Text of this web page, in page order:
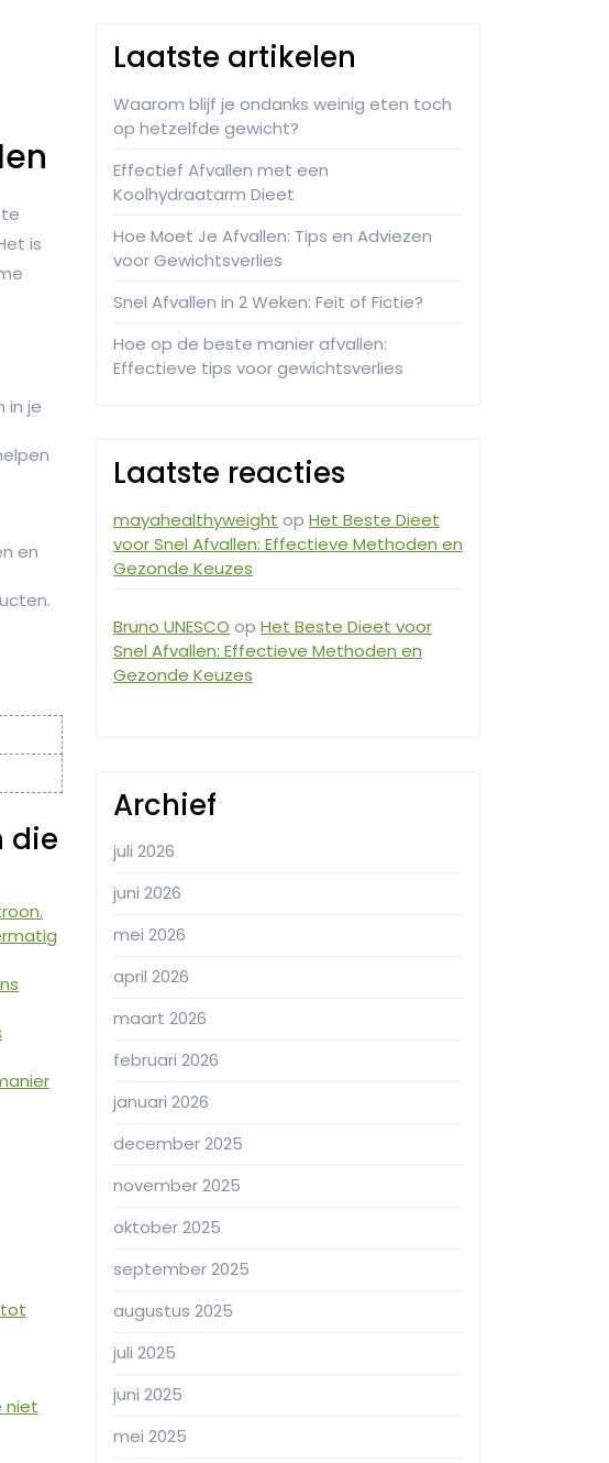
is
in je
en
die
tot
niet
Laatste artikelen
Waarom blijf je ondanks weinig eten toch
op hetzelfde gewicht?
Effectief Afvallen met een
Koolhydraatarm Dieet
Hoe Moet Je Afvallen: Tips en Adviezen
voor Gewichtsverlies
Snel Afvallen in 2 Weken: Feit of Fictie?
Hoe op de beste manier afvallen:
Effectieve tips voor gewichtsverlies
Laatste reacties
mayahealthyweight op Het Beste Dieet
voor Snel Afvallen: Effectieve Methoden en
Gezonde Keuzes
Bruno UNESCO op Het Beste Dieet voor
Snel Afvallen: Effectieve Methoden en
Gezonde Keuzes
Archief
juli 2026
juni 2026
mei 2026
april 2026
maart 2026
februari 2026
januari 2026
december 2025
november 2025
oktober 2025
september 2025
augustus 2025
juli 2025
juni 2025
mei 2025